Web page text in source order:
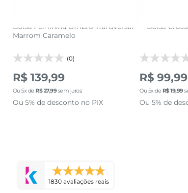
Bolsa Feminina Ombro Transversal
Marrom Caramelo
(0)
R$ 139,99
Ou5x de R$27,99sem juros
Ou 5% de desconto no PIX
Bolsa
R$ 99,99
Ou5x de R$19,99
Ou 5% de
1830 avaliações reais